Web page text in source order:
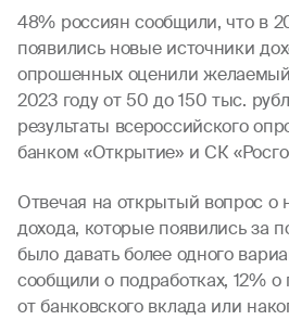
48% россиян сообщили, что в
появились новые источники
опрошенных оценили
2023 году от 50 до 150 тыс.
результаты всероссийского
банком «Открытие» и СК
Отвечая на открытый вопрос о
дохода, которые появились за
было давать более одного
сообщили о подработках, 12%
от банковского вклада или